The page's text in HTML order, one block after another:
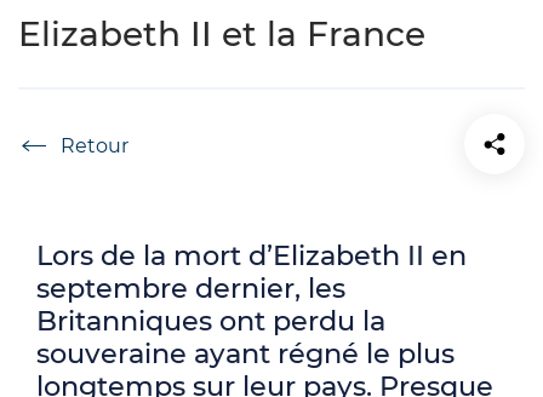
Elizabeth II et la France
Accueil
Lors de la mort d’Elizabeth II en
septembre dernier, les
Britanniques ont perdu la
souveraine ayant régné le plus
longtemps sur leur pays. Presque